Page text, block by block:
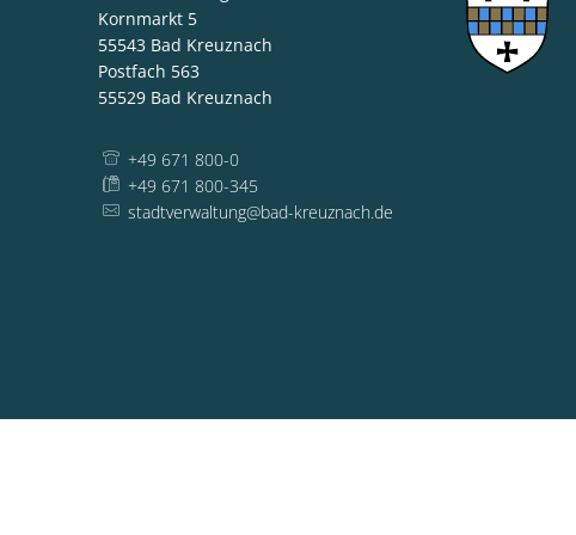
Kornmarkt 5
55543 Bad Kreuznach
Postfach 563
55529 Bad Kreuznach
+49 671 800-0
+49 671 800-345
stadtverwaltung@bad-kreuznach.de